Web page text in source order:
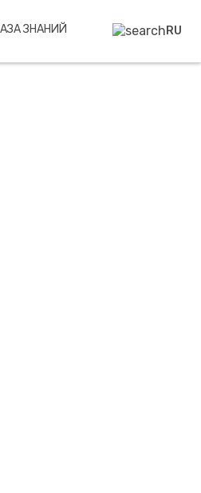
ЗНАНИЙ RU